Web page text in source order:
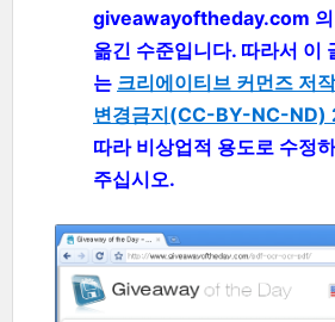
giveawayoftheday.com 의
옮긴 수준입니다. 따라서 이
는 크리에이티브 커먼즈 저
변경금지(CC-BY-NC-ND)
따라 비상업적 용도로 수정
주십시오.